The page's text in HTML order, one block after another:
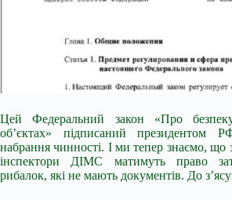
Цей Федеральний закон «Про
об’єктах» підписаний президентом
набрання чинності. І ми тепер знаємо, що
інспектори ДІМС матимуть право
рибалок, які не мають документів. До